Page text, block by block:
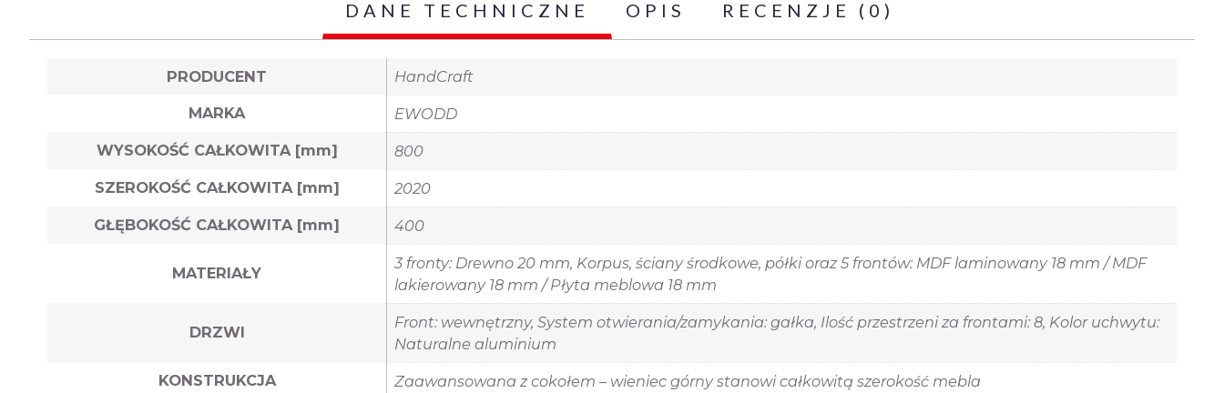
DANE TECHNICZNE OPIS RECENZJE (0)
PRODUCENT
HandCraft
MARKA
EWODD
WYSOKOŚĆ CAŁKOWITA [mm]
800
SZEROKOŚĆ CAŁKOWITA [mm]
2020
GŁĘBOKOŚĆ CAŁKOWITA [mm]
400
MATERIAŁY
3 fronty: Drewno 20 mm, Korpus, ściany środkowe, półki oraz 5 frontów: MDF laminowany 18 mm / MDF
lakierowany 18 mm / Płyta meblowa 18 mm
DRZWI
Front: wewnętrzny, System otwierania/zamykania: gałka, Ilość przestrzeni za frontami: 8, Kolor uchwytu:
Naturalne aluminium
KONSTRUKCJA
Zaawansowana z cokołem – wieniec górny stanowi całkowitą szerokość mebla